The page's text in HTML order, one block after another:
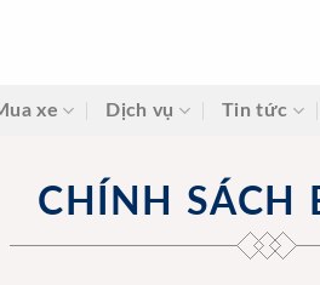
xe Dịch vụ Tin tức
CHÍNH SÁCH